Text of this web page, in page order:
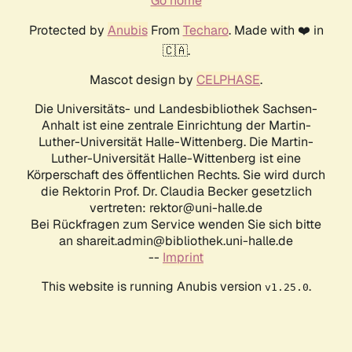
Protected by AnubisFrom Techaro. Made with ❤️ in
🇨🇦.
Mascot design by CELPHASE.
Die Universitäts- und Landesbibliothek Sachsen-
Anhalt ist eine zentrale Einrichtung der Martin-
Luther-Universität Halle-Wittenberg. Die Martin-
Luther-Universität Halle-Wittenberg ist eine
Körperschaft des öffentlichen Rechts. Sie wird durch
die Rektorin Prof. Dr. Claudia Becker gesetzlich
vertreten: rektor@uni-halle.de
Bei Rückfragen zum Service wenden Sie sich bitte
an shareit.admin@bibliothek.uni-halle.de
-- Imprint
This website is running Anubis version v1.25.0.